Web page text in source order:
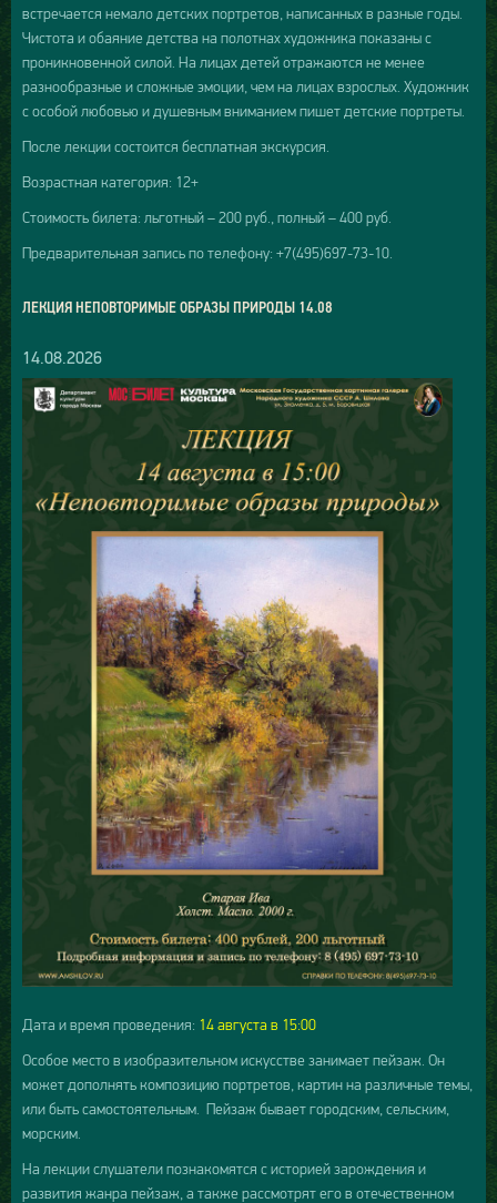
встречается немало детских портретов, написанных в разные годы.
Чистота и обаяние детства на полотнах художника показаны с
проникновенной силой. На лицах детей отражаются не менее
разнообразные и сложные эмоции, чем на лицах взрослых. Художник
с особой любовью и душевным вниманием пишет детские портреты.
После лекции состоится бесплатная экскурсия.
Возрастная категория: 12+
Стоимость билета: льготный – 200 руб., полный – 400 руб.
Предварительная запись по телефону: +7(495)697-73-10.
ЛЕКЦИЯ НЕПОВТОРИМЫЕ ОБРАЗЫ ПРИРОДЫ 14.08
14.08.2026
Дата и время проведения: 14 августа в 15:00
Особое место в изобразительном искусстве занимает пейзаж. Он
может дополнять композицию портретов, картин на различные темы,
или быть самостоятельным. Пейзаж бывает городским, сельским,
морским.
На лекции слушатели познакомятся с историей зарождения и
развития жанра пейзаж, а также рассмотрят его в отечественном